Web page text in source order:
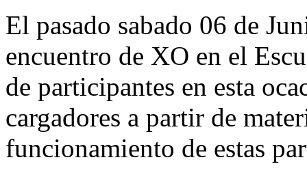
El pasado sabado 06 de
encuentro de XO en el
de participantes en esta
cargadores a partir de
funcionamiento de estas